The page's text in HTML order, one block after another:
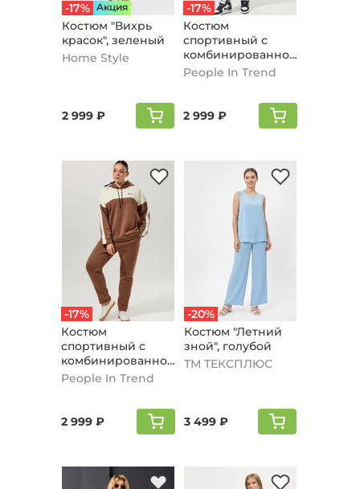
-17% Aкция
Костюм "Вихрь
красок", зеленый
Home Style
2 999 ₽
-17%
Костюм
спортивный с
комбинированной
вставкой, черный
People In Trend
2 999 ₽
-17%
Костюм
спортивный с
комбинированной
вставкой,
кофейный
People In Trend
2 999 ₽
-20%
Костюм "Летний
зной", голубой
ТМ ТЕКСПЛЮС
3 499 ₽